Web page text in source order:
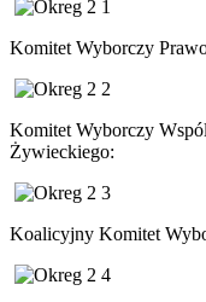
Komitet Wyborczy
Komitet Wyborczy
Żywieckiego:
Koalicyjny Komitet